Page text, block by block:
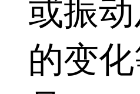
或振
的变